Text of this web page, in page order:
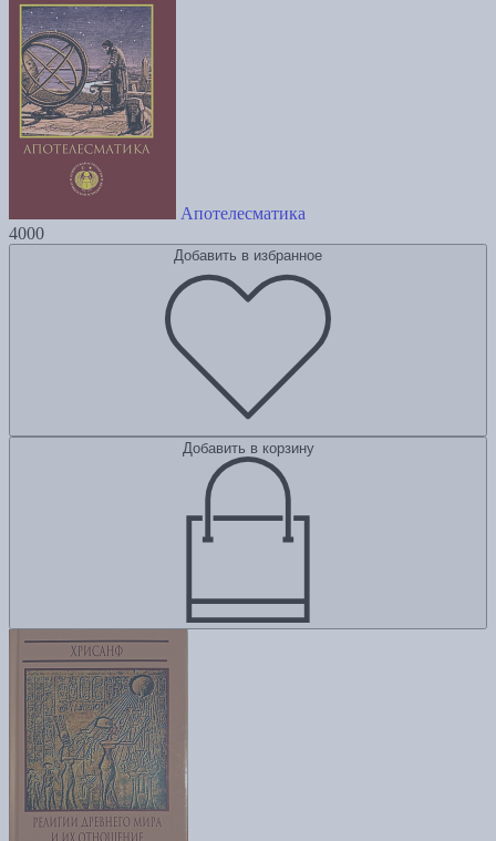
Апотелесматика
4000
Добавить в избранное
Добавить в корзину